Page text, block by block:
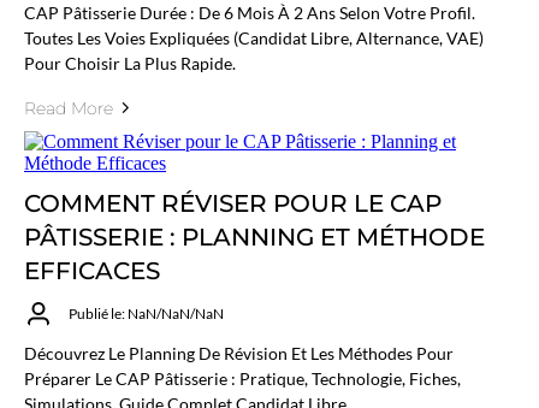
CAP Pâtisserie Durée : De 6 Mois À 2 Ans Selon Votre Profil.
Toutes Les Voies Expliquées (candidat Libre, Alternance, VAE)
Pour Choisir La Plus Rapide.
Read More
COMMENT RÉVISER POUR LE CAP
PÂTISSERIE : PLANNING ET MÉTHODE
EFFICACES
Publié le: NaN/NaN/NaN
Découvrez Le Planning De Révision Et Les Méthodes Pour
Préparer Le CAP Pâtisserie : Pratique, Technologie, Fiches,
Simulations. Guide Complet Candidat Libre.